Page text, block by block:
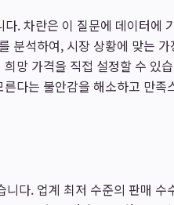
. 차란은 이 질문에 데이터에
분석하여, 시장 상황에 맞는
망 가격을 직접 설정할 수 있
다는 불안감을 해소하고 만족
다. 업계 최저 수준의 판매 수